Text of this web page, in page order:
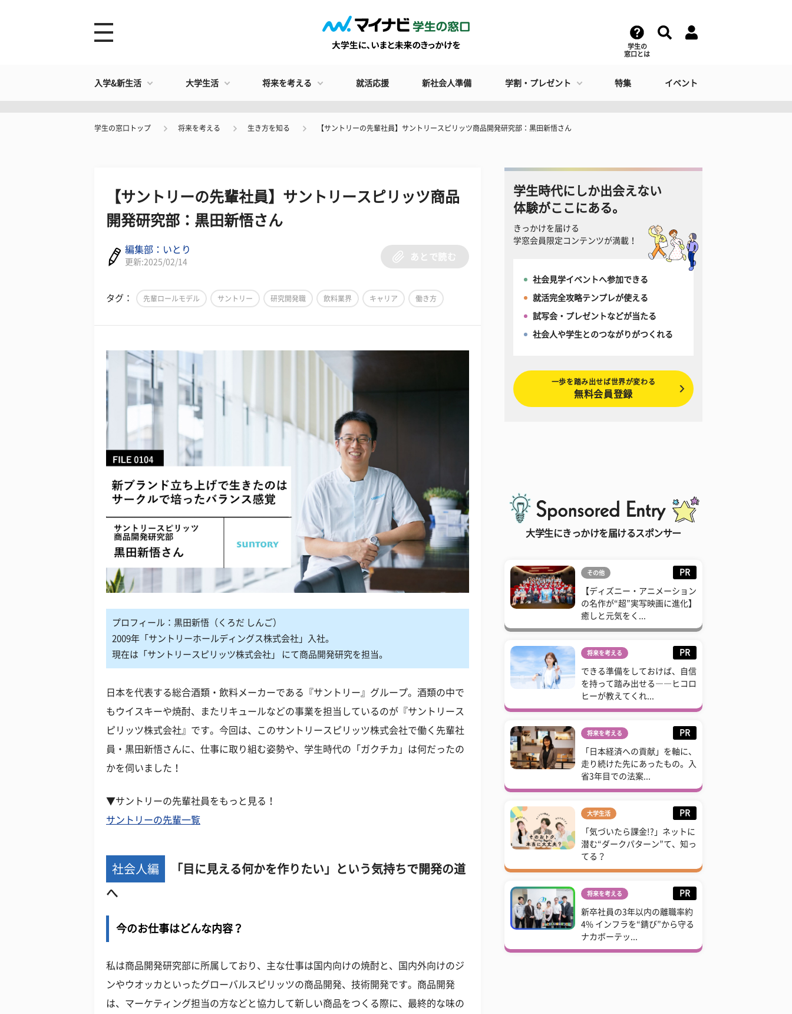
学生の
窓口とは
入学&新生活 大学生活 将来を考える 就活応援 新社会人準備 学割・プレゼント 特集 イベント
学生の窓口トップ 将来を考える 生き方を知る 【サントリーの先輩社員】サントリースピリッツ商品開発研究部：黒田新悟さん
【サントリーの先輩社員】サントリースピリッツ商品
開発研究部：黒田新悟さん
編集部：いとり
更新:2025/02/14
あとで読む
タグ： 先輩ロールモデル サントリー 研究開発職 飲料業界 キャリア 働き方
プロフィール：黒田新悟（くろだ しんご）
2009年「サントリーホールディングス株式会社」入社。
現在は「サントリースピリッツ株式会社」 にて商品開発研究を担当。
日本を代表する総合酒類・飲料メーカーである『サントリー』グループ。酒類の中で
もウイスキーや焼酎、またリキュールなどの事業を担当しているのが『サントリース
ピリッツ株式会社』です。今回は、このサントリースピリッツ株式会社で働く先輩社
員・黒田新悟さんに、仕事に取り組む姿勢や、学生時代の「ガクチカ」は何だったの
かを伺いました！
▼サントリーの先輩社員をもっと見る！
サントリーの先輩一覧
社会人編 「目に見える何かを作りたい」という気持ちで開発の道
へ
今のお仕事はどんな内容？
私は商品開発研究部に所属しており、主な仕事は国内向けの焼酎と、国内外向けのジ
ンやウオッカといったグローバルスピリッツの商品開発、技術開発です。商品開発
は、マーケティング担当の方などと協力して新しい商品をつくる際に、最終的な味の
学生時代にしか出会えない
体験がここにある。
きっかけを届ける
学窓会員限定コンテンツが満載！
社会見学イベントへ参加できる
就活完全攻略テンプレが使える
試写会・プレゼントなどが当たる
社会人や学生とのつながりがつくれる
一歩を踏み出せば世界が変わる
無料会員登録
大学生にきっかけを届けるスポンサー
その他 PR
【ディズニー・アニメーション
の名作が“超”実写映画に進化】
癒しと元気をく...
将来を考える PR
できる準備をしておけば、自信
を持って踏み出せる――ヒコロ
ヒーが教えてくれ...
将来を考える PR
「日本経済への貢献」を軸に、
走り続けた先にあったもの。入
省3年目での法案...
大学生活 PR
「気づいたら課金!?」ネットに
潜む“ダークパターン”て、知っ
てる？
将来を考える PR
新卒社員の3年以内の離職率約
4% インフラを“錆び”から守る
ナカボーテッ...